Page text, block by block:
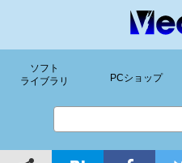
ソフト
ライブラリ
PCショップ